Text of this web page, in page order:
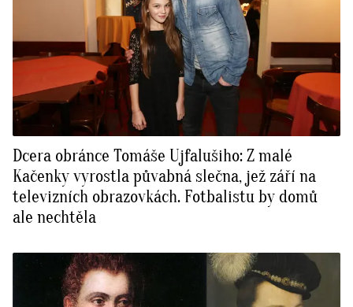
Dcera obránce Tomáše Ujfalušiho: Z malé
Kačenky vyrostla půvabná slečna, jež září na
televizních obrazovkách. Fotbalistu by domů
ale nechtěla